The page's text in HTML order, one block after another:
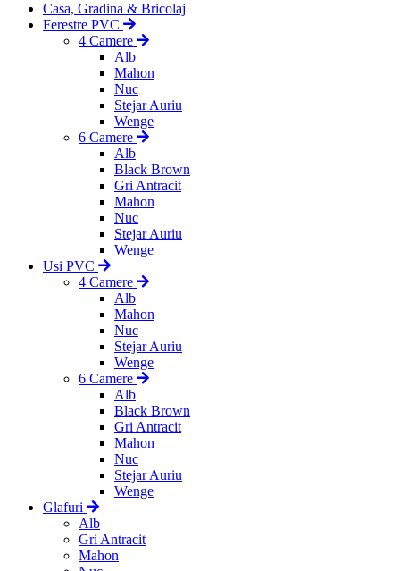
Casa, Gradina & Bricolaj
Ferestre PVC
4 Camere
Alb
Mahon
Nuc
Stejar Auriu
Wenge
6 Camere
Alb
Black Brown
Gri Antracit
Mahon
Nuc
Stejar Auriu
Wenge
Usi PVC
4 Camere
Alb
Mahon
Nuc
Stejar Auriu
Wenge
6 Camere
Alb
Black Brown
Gri Antracit
Mahon
Nuc
Stejar Auriu
Wenge
Glafuri
Alb
Gri Antracit
Mahon